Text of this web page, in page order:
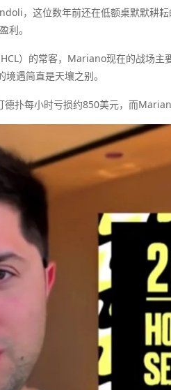
，这位数年前还在低额桌默默耕
利。
）的常客，Mariano现在的战场
遇简直是天壤之别。
扑每小时亏损约850美元，而